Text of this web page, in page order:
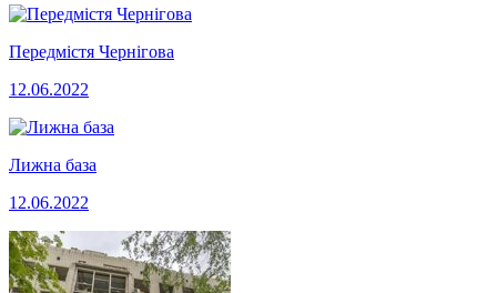
Передмістя Чернігова
12.06.2022
Лижна база
12.06.2022